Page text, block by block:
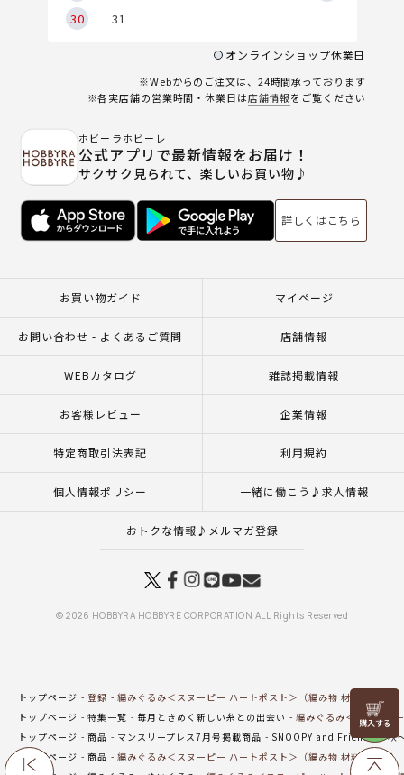
リリヤン
フェア
30
31
オンラインショップ休業日
※Webからのご注文は、24時間承っております
※各実店舗の営業時間・休業日は店舗情報をご覧ください
ホビーラホビーレ
公式アプリで最新情報をお届け！
サクサク見られて、楽しいお買い物♪
詳しくはこちら
お買い物ガイド マイページ
お問い合わせ - よくあるご質問 店舗情報
WEBカタログ 雑誌掲載情報
お客様レビュー 企業情報
特定商取引法表記 利用規約
個人情報ポリシー 一緒に働こう♪求人情報
おトクな情報♪メルマガ登録
© 2026 HOBBYRA HOBBYRE CORPORATION ALL Rights Reserved
トップページ 登録
編みぐるみ＜スヌーピー ハートポスト＞（編み物 材料セット）
トップページ
特集一覧 毎月ときめく新しい糸との出会い
編みぐるみ＜スヌーピ
トップページ
商品 マンスリープレス7月号掲載商品
SNOOPY and Friends ～秋
トップページ
商品
編みぐるみ＜スヌーピー ハートポスト＞（編み物 材料セット）